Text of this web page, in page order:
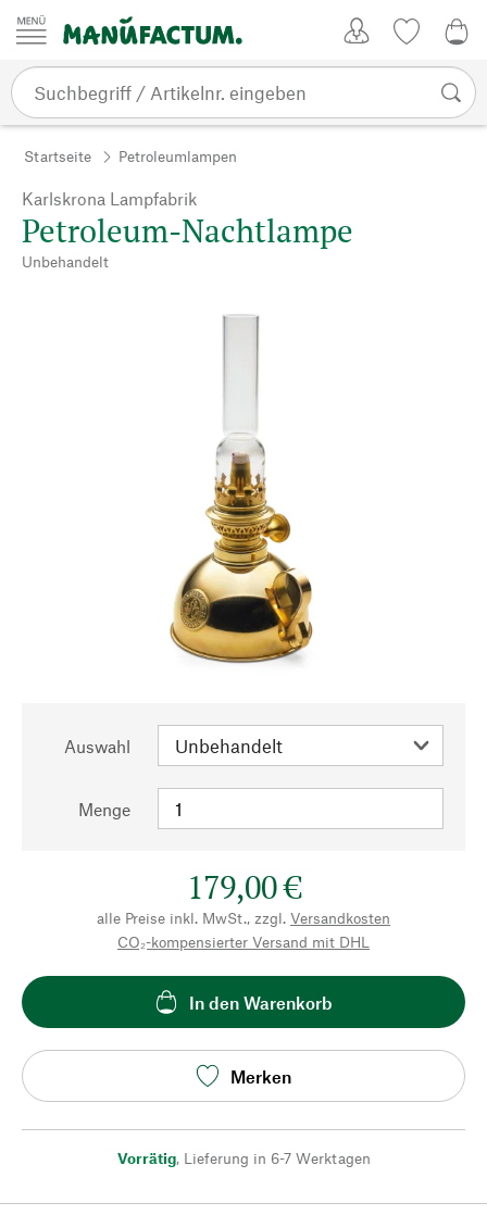
Zum Inhalt springen
Startseite Petroleumlampen
Karlskrona Lampfabrik
Petroleum-Nachtlampe
Unbehandelt
Auswahl
Menge
179,00 €
alle Preise inkl. MwSt., zzgl. Versandkosten
CO₂-kompensierter Versand mit DHL
In den Warenkorb
Merken
Vorrätig, Lieferung in 6-7 Werktagen